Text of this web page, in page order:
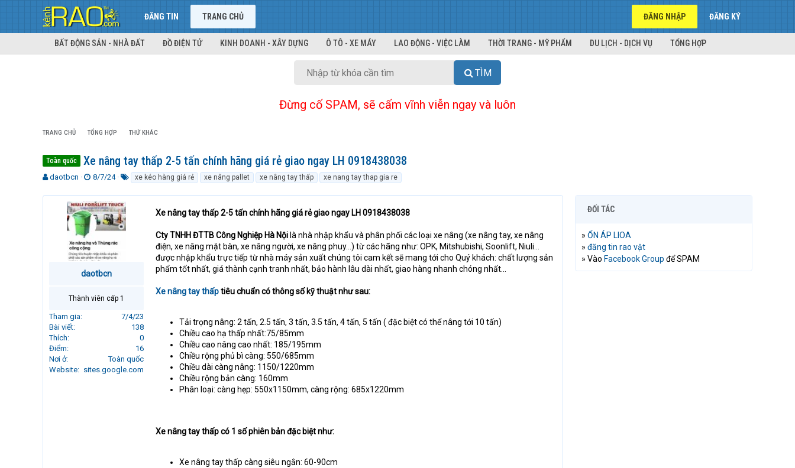
ĐĂNG TIN TRANG CHỦ ĐĂNG NHẬP ĐĂNG KÝ
BẤT ĐỘNG SẢN - NHÀ ĐẤT ĐỒ ĐIỆN TỬ KINH DOANH - XÂY DỰNG Ô TÔ - XE MÁY LAO ĐỘNG - VIỆC LÀM THỜI TRANG - MỸ PHẨM DU LỊCH - DỊCH VỤ TỔNG HỢP
TÌM
Đừng cố SPAM, sẽ cấm vĩnh viễn ngay và luôn
TRANG CHỦ TỔNG HỢP THỨ KHÁC
Toàn quốc Xe nâng tay thấp 2-5 tấn chính hãng giá rẻ giao ngay LH 0918438038
T
r
daotbcn
N
à
y
g
ử
i
8/7/24
k
xe kéo hàng giá rẻ xe nâng pallet xe nâng tay thấp xe nang tay thap gia re
daotbcn
Thành viên cấp 1
Tham gia
7/4/23
Bài viết
138
Thích
0
Điểm
16
Nơi ở
Toàn quốc
Website
sites.google.com
Xe nâng tay thấp 2-5 tấn chính hãng giá rẻ giao ngay LH 0918438038
Cty TNHH ĐTTB Công Nghiệp Hà Nội là nhà nhập khẩu và phân phối các loại xe nâng (xe nâng tay, xe nâng
điện, xe nâng mặt bàn, xe nâng người, xe nâng phuy…) từ các hãng như: OPK, Mitshubishi, Soonlift, Niuli…
được nhập khẩu trực tiếp từ nhà máy sản xuất chúng tôi cam kết sẽ mang tới cho Quý khách: chất lượng sản
phẩm tốt nhất, giá thành cạnh tranh nhất, bảo hành lâu dài nhất, giao hàng nhanh chóng nhất…
Xe nâng tay thấptiêu chuẩn có thông số kỹ thuật như sau:
Tải trọng nâng: 2 tấn, 2.5 tấn, 3 tấn, 3.5 tấn, 4 tấn, 5 tấn ( đặc biệt có thể nâng tới 10 tấn)
Chiều cao hạ thấp nhất:75/85mm
Chiều cao nâng cao nhất: 185/195mm
Chiều rộng phủ bì càng: 550/685mm
Chiều dài càng nâng: 1150/1220mm
Chiều rộng bản càng: 160mm
Phân loại: càng hẹp: 550x1150mm, càng rộng: 685x1220mm
Xe nâng tay thấp có 1 số phiên bản đặc biệt như:
Xe nâng tay thấp càng siêu ngắn: 60-90cm
ĐỐI TÁC
» ỔN ÁP LIOA
» đăng tin rao vặt
» Vào Facebook Group để SPAM